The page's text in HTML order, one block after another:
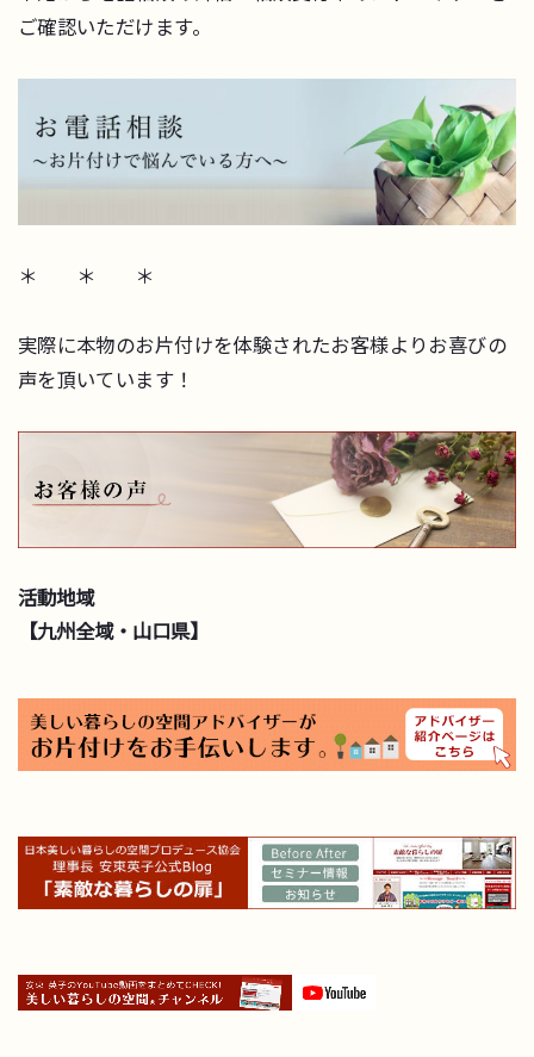
ご確認いただけます。
＊ ＊ ＊
実際に本物のお片付けを体験されたお客様よりお喜びの
声を頂いています！
活動地域
【九州全域・山口県】